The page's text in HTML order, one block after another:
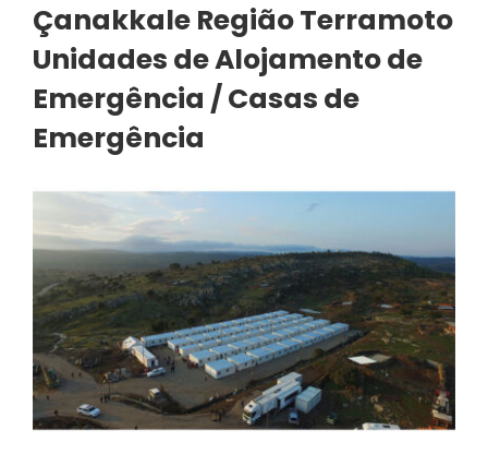
Çanakkale Região Terramoto
Unidades de Alojamento de
Emergência / Casas de
Emergência